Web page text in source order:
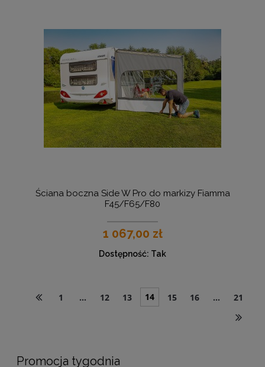
Ściana boczna Side W Pro do markizy Fiamma
F45/F65/F80
1 067,00 zł
Dostępność: Tak
1 ... 12 13 14 15 16 ... 21
Promocja tygodnia